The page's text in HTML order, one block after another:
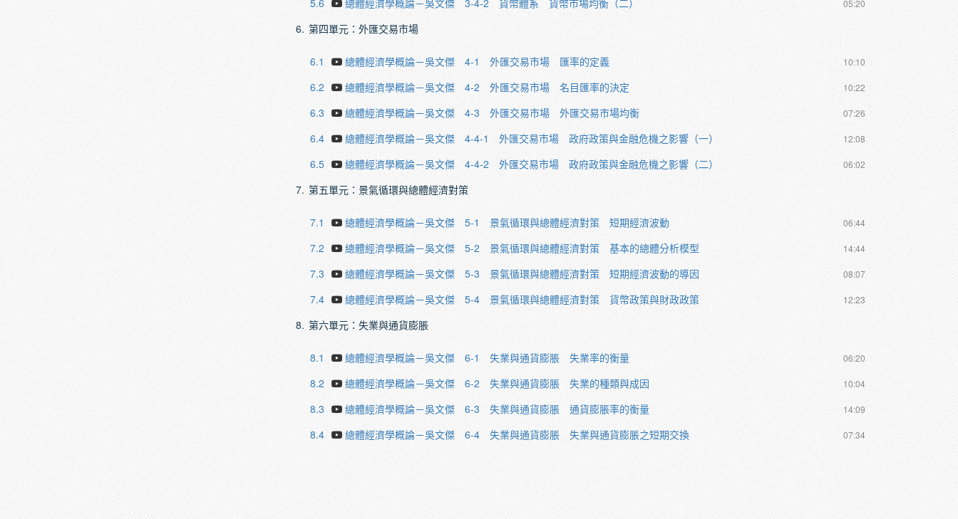
5.6
05:20
總體經濟學概論－吳文傑 3-4-2 貨幣體系 貨幣市場均衡（二）
6. 第四單元：外匯交易市場
6.1 10:10
總體經濟學概論－吳文傑 4-1 外匯交易市場 匯率的定義
6.2
10:22
總體經濟學概論－吳文傑 4-2 外匯交易市場 名目匯率的決定
6.3
07:26
總體經濟學概論－吳文傑 4-3 外匯交易市場 外匯交易市場均衡
6.4
12:08
總體經濟學概論－吳文傑 4-4-1 外匯交易市場 政府政策與金融危機之影響（一）
6.5
06:02
總體經濟學概論－吳文傑 4-4-2 外匯交易市場 政府政策與金融危機之影響（二）
7. 第五單元：景氣循環與總體經濟對策
7.1 06:44
總體經濟學概論－吳文傑 5-1 景氣循環與總體經濟對策 短期經濟波動
7.2
14:44
總體經濟學概論－吳文傑 5-2 景氣循環與總體經濟對策 基本的總體分析模型
7.3
08:07
總體經濟學概論－吳文傑 5-3 景氣循環與總體經濟對策 短期經濟波動的導因
7.4
12:23
總體經濟學概論－吳文傑 5-4 景氣循環與總體經濟對策 貨幣政策與財政政策
8. 第六單元：失業與通貨膨脹
8.1 06:20
總體經濟學概論－吳文傑 6-1 失業與通貨膨脹 失業率的衡量
8.2
10:04
總體經濟學概論－吳文傑 6-2 失業與通貨膨脹 失業的種類與成因
8.3
14:09
總體經濟學概論－吳文傑 6-3 失業與通貨膨脹 通貨膨脹率的衡量
8.4
07:34
總體經濟學概論－吳文傑 6-4 失業與通貨膨脹 失業與通貨膨脹之短期交換